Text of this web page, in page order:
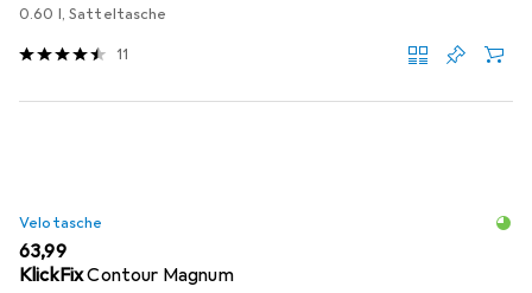
0.60 l, Satteltasche
11
Velotasche
EUR
63,99
KlickFixContour Magnum